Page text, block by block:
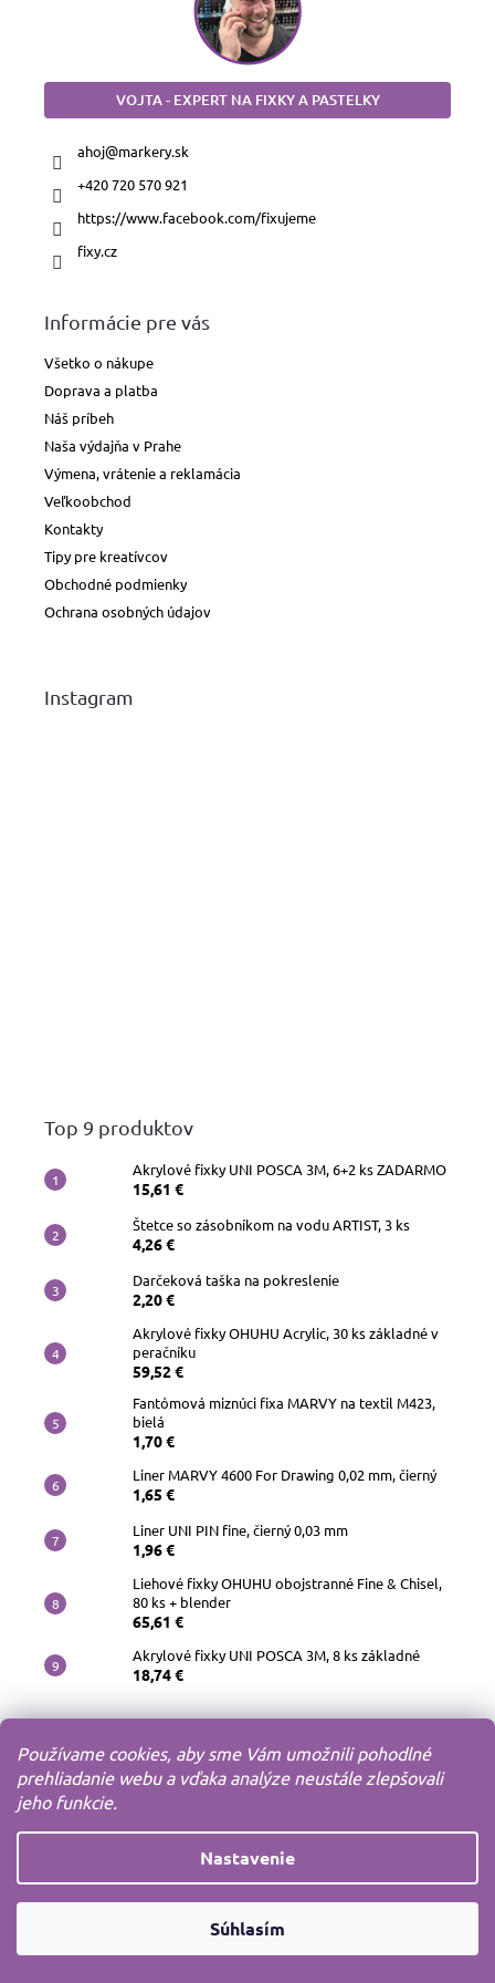
Používame cookies, aby sme Vám umožnili pohodlné
prehliadanie webu a vďaka analýze neustále zlepšovali
jeho funkcie.
Nastavenie
Súhlasím
VOJTA - EXPERT NA FIXKY A PASTELKY
ahoj@markery.sk
+420 720 570 921
https://www.facebook.com/fixujeme
fixy.cz
Informácie pre vás
Všetko o nákupe
Doprava a platba
Náš príbeh
Naša výdajňa v Prahe
Výmena, vrátenie a reklamácia
Veľkoobchod
Kontakty
Tipy pre kreatívcov
Obchodné podmienky
Ochrana osobných údajov
Instagram
Top 9 produktov
Akrylové fixky UNI POSCA 3M, 6+2 ks ZADARMO
15,61 €
Štetce so zásobníkom na vodu ARTIST, 3 ks
4,26 €
Darčeková taška na pokreslenie
2,20 €
Akrylové fixky OHUHU Acrylic, 30 ks základné v
peračníku
59,52 €
Fantómová miznúci fixa MARVY na textil M423,
bielá
1,70 €
Liner MARVY 4600 For Drawing 0,02 mm, čierný
1,65 €
Liner UNI PIN fine, čierný 0,03 mm
1,96 €
Liehové fixky OHUHU obojstranné Fine & Chisel,
80 ks + blender
65,61 €
Akrylové fixky UNI POSCA 3M, 8 ks základné
18,74 €